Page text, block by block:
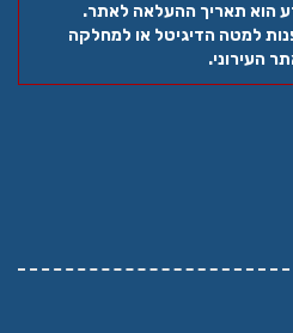
הוא תאריך ההעלאה לאתר.
למטה הדיגיטל או למחלקה
העירוני.